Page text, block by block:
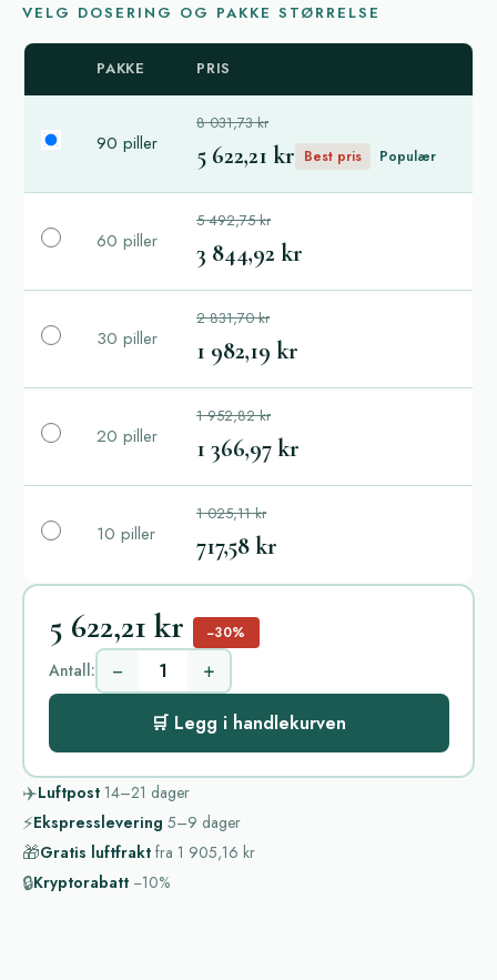
VELG DOSERING OG PAKKE STØRRELSE
PAKKE PRIS
90 piller
8 031,73 kr
5 622,21 kr Best pris Populær
60 piller
5 492,75 kr
3 844,92 kr
30 piller
2 831,70 kr
1 982,19 kr
20 piller
1 952,82 kr
1 366,97 kr
10 piller
1 025,11 kr
717,58 kr
5 622,21 kr −30%
Antall: − +
🛒 Legg i handlekurven
✈️Luftpost 14–21 dager
⚡Ekspresslevering 5–9 dager
🎁Gratis luftfrakt fra 1 905,16 kr
🔒Kryptorabatt −10%